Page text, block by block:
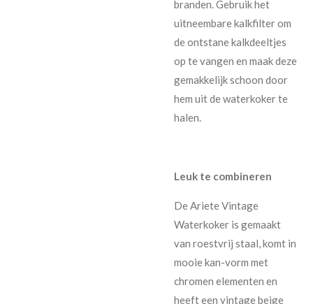
branden. Gebruik het
uitneembare kalkfilter om
de ontstane kalkdeeltjes
op te vangen en maak deze
gemakkelijk schoon door
hem uit de waterkoker te
halen.
Leuk te combineren
De Ariete Vintage
Waterkoker is gemaakt
van roestvrij staal, komt in
mooie kan-vorm met
chromen elementen en
heeft een vintage beige